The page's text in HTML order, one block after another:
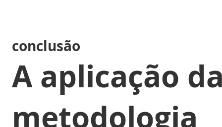
conclusão
A aplicação
metodologia